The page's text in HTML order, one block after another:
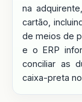
na
cartão,
de meios de
e o ERP
conciliar as
caixa-preta